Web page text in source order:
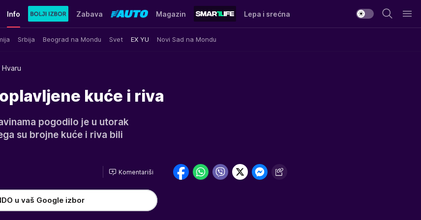
Info
Srbija Beograd na Mondu Svet EX YU Novi Sad na Mondu
Zabava Magazin Lepa i srećna
kuće i riva
pogodilo je u utorak
su brojne kuće i riva bili
Komentariši
u vaš Google izbor